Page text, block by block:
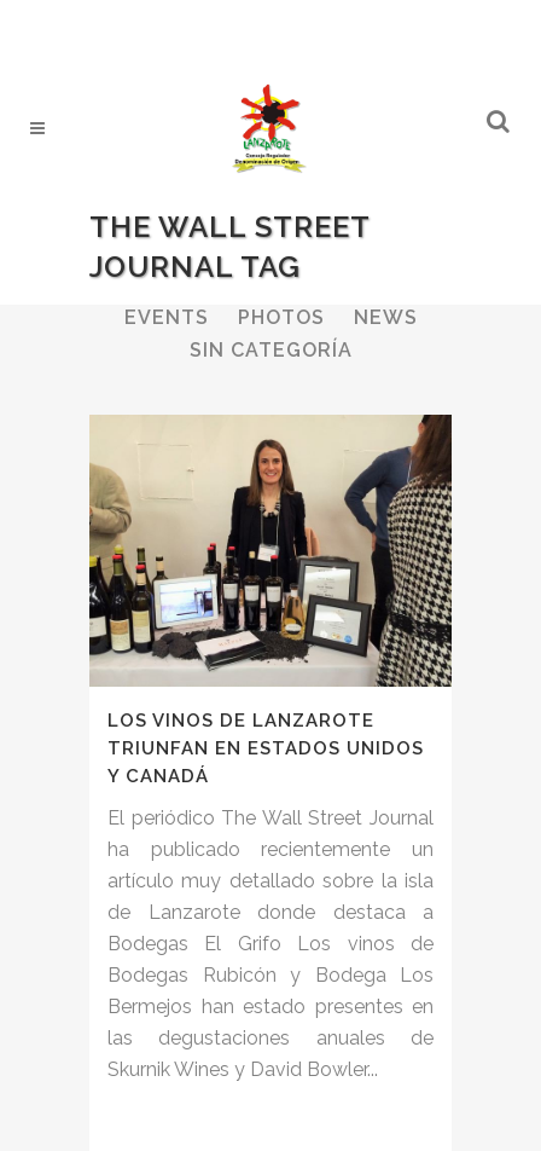
THE WALL STREET
JOURNAL TAG
ALL WINERIES
EVENTS
PHOTOS
NEWS
SIN CATEGORÍA
LOS VINOS DE LANZAROTE
TRIUNFAN EN ESTADOS UNIDOS
Y CANADÁ
El periódico The Wall Street Journal
ha publicado recientemente un
artículo muy detallado sobre la isla
de Lanzarote donde destaca a
Bodegas El Grifo Los vinos de
Bodegas Rubicón y Bodega Los
Bermejos han estado presentes en
las degustaciones anuales de
Skurnik Wines y David Bowler...